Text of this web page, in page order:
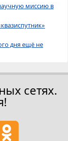
миссию в
дня ещё не
сетях.